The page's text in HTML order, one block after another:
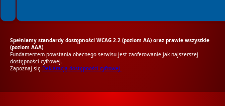
Spełniamy standardy dostępności WCAG 2.2 (poziom AA) oraz prawie wszystkie
(poziom AAA).
Fundamentem powstania obecnego serwisu jest zaoferowanie jak najszerszej
dostępności cyfrowej.
Zapoznaj się Deklaracją dostępności cyfrowej.